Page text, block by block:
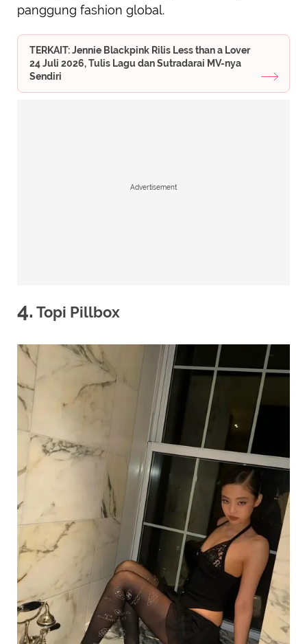
panggung fashion global.
TERKAIT: Jennie Blackpink Rilis Less than a Lover
24 Juli 2026, Tulis Lagu dan Sutradarai MV-nya
Sendiri
Advertisement
4. Topi Pillbox